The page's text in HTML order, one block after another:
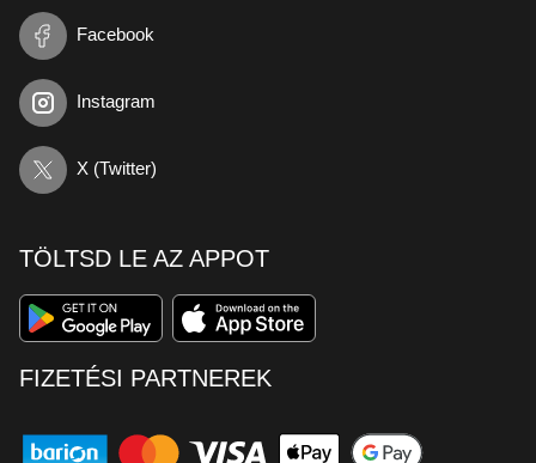
Facebook
Instagram
X (Twitter)
TÖLTSD LE AZ APPOT
FIZETÉSI PARTNEREK